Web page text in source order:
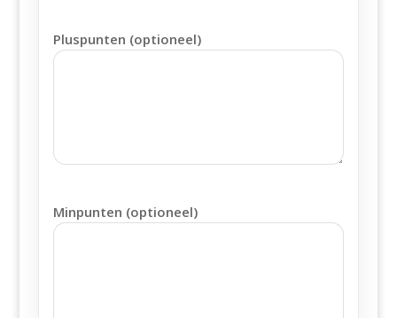
Pluspunten (optioneel)
Minpunten (optioneel)